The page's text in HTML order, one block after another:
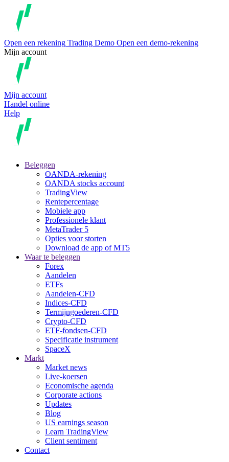
Open een rekening Trading Demo Open een demo-rekening
Mijn account
Mijn account
Handel online
Help
Beleggen
OANDA-rekening
OANDA stocks account
TradingView
Rentepercentage
Mobiele app
Professionele klant
MetaTrader 5
Opties voor storten
Download de app of MT5
Waar te beleggen
Forex
Aandelen
ETFs
Aandelen-CFD
Indices-CFD
Termijngoederen-CFD
Crypto-CFD
ETF-fondsen-CFD
Specificatie instrument
SpaceX
Markt
Market news
Live-koersen
Economische agenda
Corporate actions
Updates
Blog
US earnings season
Learn TradingView
Client sentiment
Contact